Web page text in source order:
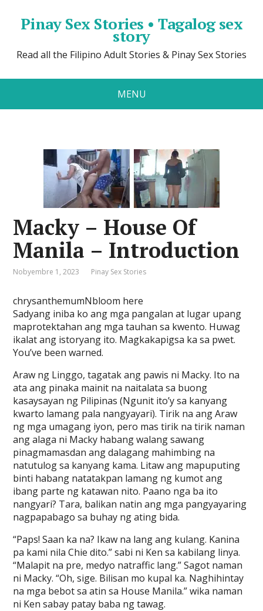
Pinay Sex Stories • Tagalog sex
story
Read all the Filipino Adult Stories & Pinay Sex Stories
MENU
Macky – House Of
Manila – Introduction
Nobyembre 1, 2023 Pinay Sex Stories
chrysanthemumNbloom here
Sadyang iniba ko ang mga pangalan at lugar upang
maprotektahan ang mga tauhan sa kwento. Huwag
ikalat ang istoryang ito. Magkakapigsa ka sa pwet.
You’ve been warned.
Araw ng Linggo, tagatak ang pawis ni Macky. Ito na
ata ang pinaka mainit na naitalata sa buong
kasaysayan ng Pilipinas (Ngunit ito’y sa kanyang
kwarto lamang pala nangyayari). Tirik na ang Araw
ng mga umagang iyon, pero mas tirik na tirik naman
ang alaga ni Macky habang walang sawang
pinagmamasdan ang dalagang mahimbing na
natutulog sa kanyang kama. Litaw ang mapuputing
binti habang natatakpan lamang ng kumot ang
ibang parte ng katawan nito. Paano nga ba ito
nangyari? Tara, balikan natin ang mga pangyayaring
nagpapabago sa buhay ng ating bida.
“Paps! Saan ka na? Ikaw na lang ang kulang. Kanina
pa kami nila Chie dito.” sabi ni Ken sa kabilang linya.
“Malapit na pre, medyo natraffic lang.” Sagot naman
ni Macky. “Oh, sige. Bilisan mo kupal ka. Naghihintay
na mga bebot sa atin sa House Manila.” wika naman
ni Ken sabay patay baba ng tawag.